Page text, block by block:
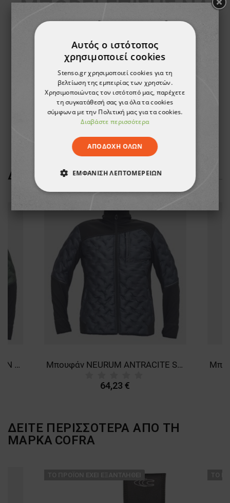
ΜΠΟΡΕΊ ΕΠΊΣΗΣ ΝΑ
ΔΕΊΤΕ ΠΕΡΙΣΣΌΤΕΡΑ
Μπουφάν NEURUM DARK GREEN Softshell Μπουφάν NEURUM ANTRACITE Softshell
64,23 €
ΔΕΙΤΕ ΠΕΡΙΣΣΟΤΕΡΑ ΑΠΟ ΤΗ
ΜΑΡΚΑ COFRA
Αυτός ο ιστότοπος
χρησιμοποιεί cookies
Stenso.gr χρησιμοποιεί cookies για τη
βελτίωση της εμπειρίας των χρηστών.
Χρησιμοποιώντας τον ιστότοπό μας, παρέχετε
τη συγκατάθεσή σας για όλα τα cookies
σύμφωνα με την Πολιτική μας για τα cookies.
Διαβάστε περισσότερα
ΑΠΟΔΟΧΉ ΌΛΩΝ
ΕΜΦΆΝΙΣΗ ΛΕΠΤΟΜΕΡΕΙΏΝ
ΑΠΟΛΎΤΩΣ ΑΠΑΡΑΊΤΗΤΑ
ΑΠΌΔΟΣΗΣ ΣΤΌΧΕΥΣΗΣ
ΜΗ ΤΑΞΙΝΟΜΗΜΈΝΑ